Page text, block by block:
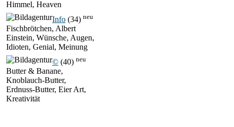
Himmel, Heaven
Info (34) neu
Fischbrötchen, Albert
Einstein, Wünsche, Augen,
Idioten, Genial, Meinung
© (40) neu
Butter & Banane,
Knoblauch-Butter,
Erdnuss-Butter, Eier Art,
Kreativität